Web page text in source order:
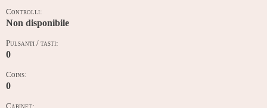
Controlli:
Non disponibile
Pulsanti / tasti:
0
Coins:
0